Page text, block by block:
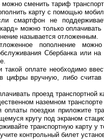
можно сменить тариф
карту с помощью
смартфон не
можно только
называется отложенным.
пополнение
Сбербанка или
такой оплате необходимо
цифры вручную, либо
проезд транспортной
наземном транспорте
оплаты поездки приложите
кругу под экраном
транспортную карту у
контрольный билет